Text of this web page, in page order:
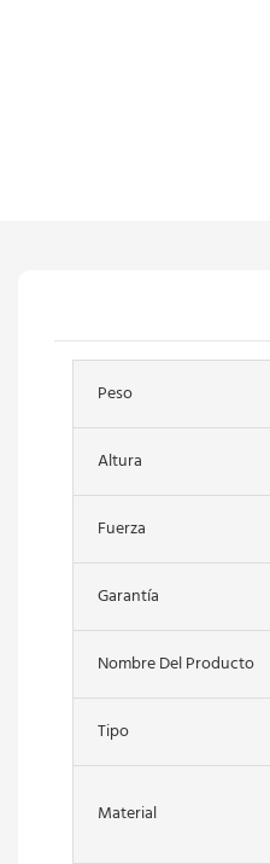
Peso
Altura
Fuerza
Garantía
Nombre Del Producto
Tipo
Material